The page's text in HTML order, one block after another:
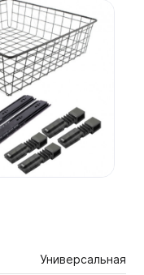
Универсальная